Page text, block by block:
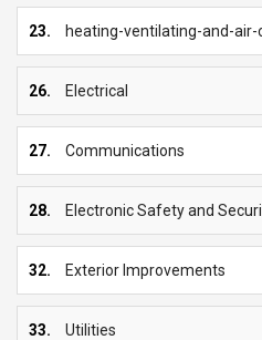
23. heating-ventilating-and-
26. Electrical
27. Communications
28. Electronic Safety and
32. Exterior Improvements
33. Utilities